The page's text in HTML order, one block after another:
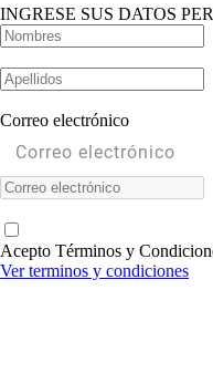
INGRESE SUS DATOS
Correo electrónico
Acepto Términos y
Ver terminos y condiciones